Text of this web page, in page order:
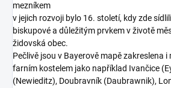
mezníkem
v jejich rozvoji bylo 16. století, kdy zde
biskupové a důležitým prvkem v životě
židovská obec.
Pečlivě jsou v Bayerově mapě zakreslena
farním kostelem jako například Ivančice
(Newieditz), Doubravník (Daubrawnik),